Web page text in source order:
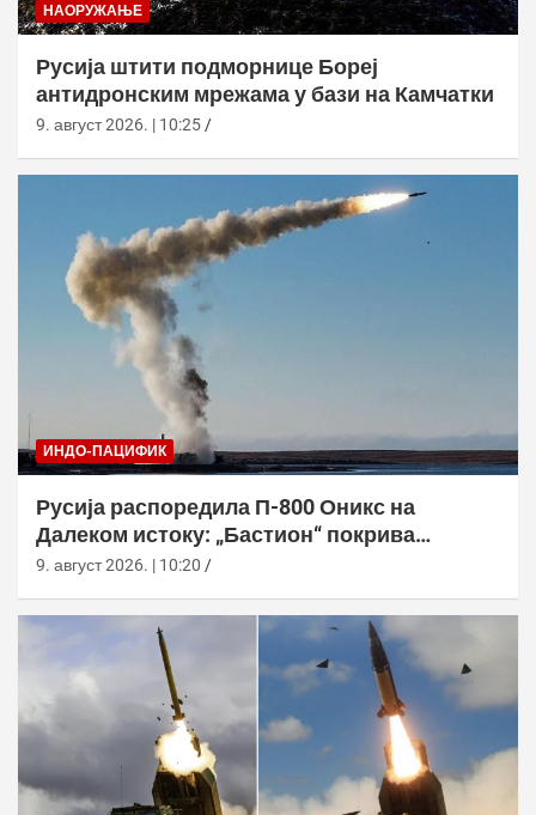
НАОРУЖАЊЕ
Русија штити подморнице Бореј
антидронским мрежама у бази на Камчатки
9. август 2026. | 10:25
ИНДО-ПАЦИФИК
Русија распоредила П-800 Оникс на
Далеком истоку: „Бастион“ покрива
Куриле, Камчатку и Чукотку
9. август 2026. | 10:20